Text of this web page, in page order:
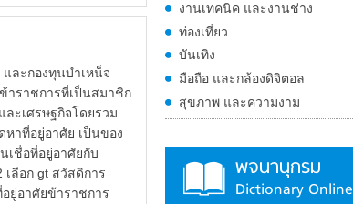
ะกองทุนบำเหน็จ
าราชการที่เป็นสมาชิก
ะเศรษฐกิจโดยรวม
หาที่อยู่อาศัย เป็นของ
เชื่อที่อยู่อาศัยกับ
ลือก gt สวัสดิการ
ยู่อาศัยข้าราชการ
งานเทคนิค และงานช่าง
ท่องเที่ยว
บันเทิง
มือถือ และกล้องดิจิตอล
สุขภาพ และความงาม
พจนานุกรม
Dictionary Online